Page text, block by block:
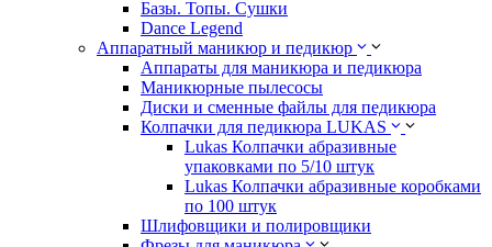
Базы. Топы. Сушки
Dance Legend
Аппаратный маникюр и педикюр
Аппараты для маникюра и педикюра
Маникюрные пылесосы
Диски и сменные файлы для педикюра
Колпачки для педикюра LUKAS
Lukas Колпачки абразивные
упаковками по 5/10 штук
Lukas Колпачки абразивные коробками
по 100 штук
Шлифовщики и полировщики